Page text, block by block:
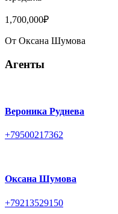
1,700,000₽
От Оксана Шумова
Агенты
Вероника Руднева
+79500217362
Оксана Шумова
+79213529150